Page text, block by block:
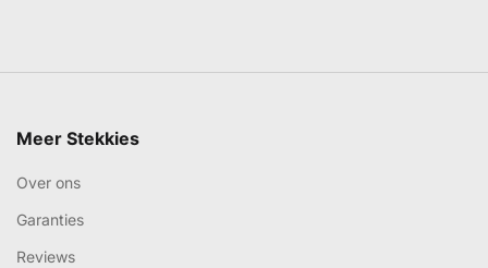
Meer Stekkies
Over ons
Garanties
Reviews